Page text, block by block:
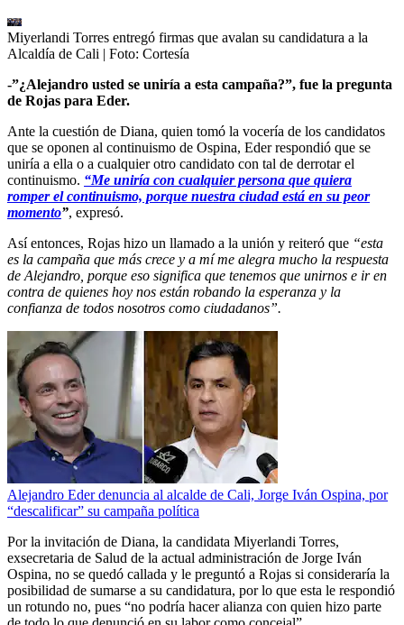
Miyerlandi Torres entregó firmas que avalan su candidatura a la
Alcaldía de Cali | Foto: Cortesía
-”¿Alejandro usted se uniría a esta campaña?”, fue la pregunta
de Rojas para Eder.
Ante la cuestión de Diana, quien tomó la vocería de los candidatos
que se oponen al continuismo de Ospina, Eder respondió que se
uniría a ella o a cualquier otro candidato con tal de derrotar el
continuismo. “Me uniría con cualquier persona que quiera
romper el continuismo, porque nuestra ciudad está en su peor
momento”, expresó.
Así entonces, Rojas hizo un llamado a la unión y reiteró que “esta
es la campaña que más crece y a mí me alegra mucho la respuesta
de Alejandro, porque eso significa que tenemos que unirnos e ir en
contra de quienes hoy nos están robando la esperanza y la
confianza de todos nosotros como ciudadanos”.
Alejandro Eder denuncia al alcalde de Cali, Jorge Iván Ospina, por
“descalificar” su campaña política
Por la invitación de Diana, la candidata Miyerlandi Torres,
exsecretaria de Salud de la actual administración de Jorge Iván
Ospina, no se quedó callada y le preguntó a Rojas si consideraría la
posibilidad de sumarse a su candidatura, por lo que esta le respondió
un rotundo no, pues “no podría hacer alianza con quien hizo parte